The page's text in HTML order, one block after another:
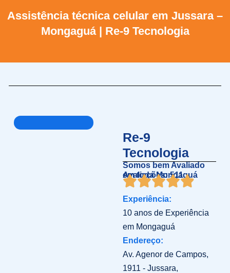
Assistência técnica celular em Jussara –
Mongaguá | Re-9 Tecnologia
Re-9
Tecnologia
Somos bem Avaliado
em toda Mongaguá
Avaliações: 511
Experiência:
10 anos de Experiência
em Mongaguá
Endereço:
Av. Agenor de Campos,
1911 - Jussara,